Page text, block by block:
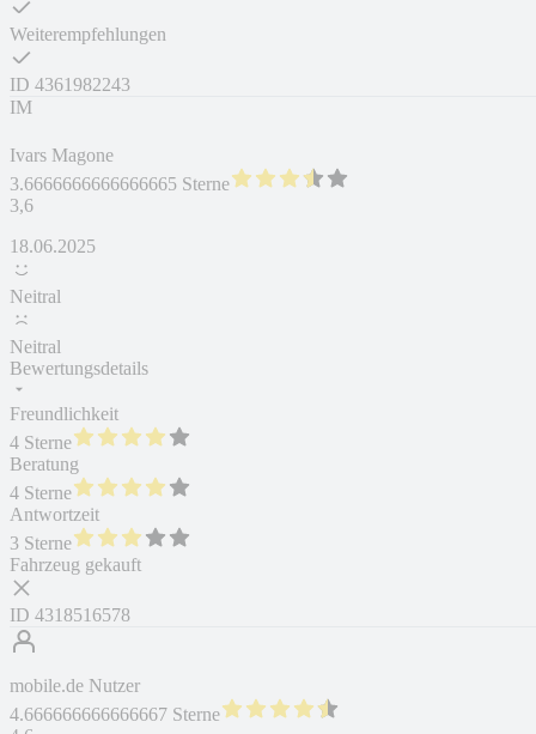
Weiterempfehlungen
ID 4361982243
IM
Ivars Magone
3.6666666666666665 Sterne
3,6
18.06.2025
Neitral
Neitral
Bewertungsdetails
Freundlichkeit
4 Sterne
Beratung
4 Sterne
Antwortzeit
3 Sterne
Fahrzeug gekauft
ID 4318516578
mobile.de Nutzer
4.666666666666667 Sterne